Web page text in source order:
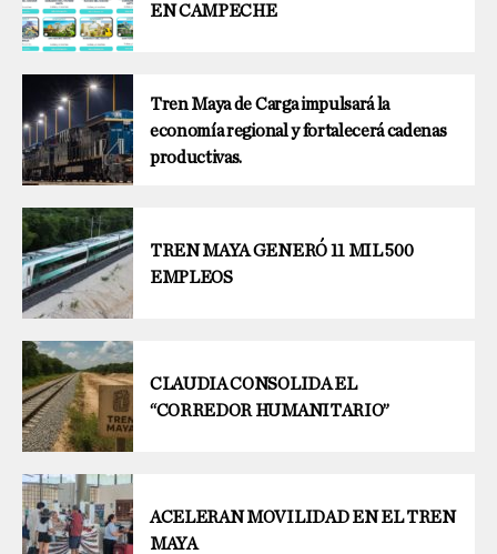
EN CAMPECHE
Tren Maya de Carga impulsará la
economía regional y fortalecerá cadenas
productivas.
TREN MAYA GENERÓ 11 MIL 500
EMPLEOS
CLAUDIA CONSOLIDA EL
“CORREDOR HUMANITARIO”
ACELERAN MOVILIDAD EN EL TREN
MAYA